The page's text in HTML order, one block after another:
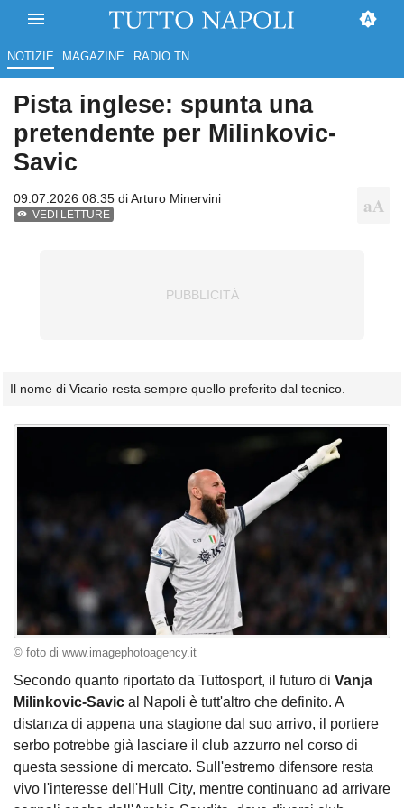
NOTIZIE MAGAZINE RADIO TN
Pista inglese: spunta una
pretendente per Milinkovic-
Savic
09.07.2026 08:35 diArturo Minervini
VEDI LETTURE
Il nome di Vicario resta sempre quello preferito dal tecnico.
© foto di www.imagephotoagency.it
Secondo quanto riportato da Tuttosport, il futuro di Vanja
Milinkovic-Savic al Napoli è tutt'altro che definito. A
distanza di appena una stagione dal suo arrivo, il portiere
serbo potrebbe già lasciare il club azzurro nel corso di
questa sessione di mercato. Sull'estremo difensore resta
vivo l'interesse dell'Hull City, mentre continuano ad arrivare